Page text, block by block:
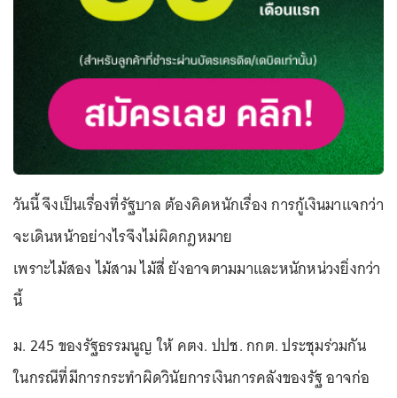
วันนี้ จึงเป็นเรื่องที่รัฐบาล ต้องคิดหนักเรื่อง การกู้เงินมาแจกว่า
จะเดินหน้าอย่างไรจึงไม่ผิดกฎหมาย
เพราะไม้สอง ไม้สาม ไม้สี่ ยังอาจตามมาและหนักหน่วงยิ่งกว่า
นี้
ม. 245 ของรัฐธรรมนูญ ให้ คตง. ปปช. กกต. ประชุมร่วมกัน
ในกรณีที่มีการกระทำผิดวินัยการเงินการคลังของรัฐ อาจก่อ